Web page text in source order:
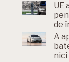
UE
de
A
nici